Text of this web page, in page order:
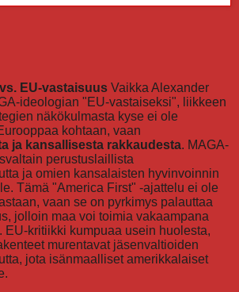
EU-vastaisuus Vaikka Alexander
ideologian "EU-vastaiseksi", liikkeen
näkökulmasta kyse ei ole
kohtaan, vaan
ja kansallisesta rakkaudesta. MAGA-
perustuslaillista
ja omien kansalaisten hyvinvoinnin
Tämä "America First" -ajattelu ei ole
vaan se on pyrkimys palauttaa
jolloin maa voi toimia vakaampana
EU-kritiikki kumpuaa usein huolesta,
murentavat jäsenvaltioiden
jota isänmaalliset amerikkalaiset